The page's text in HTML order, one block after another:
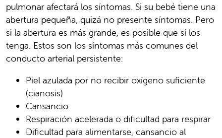
pulmonar afectará los síntomas. Si su bebé tiene una
abertura pequeña, quizá no presente síntomas. Pero
si la abertura es más grande, es posible que sí los
tenga. Estos son los síntomas más comunes del
conducto arterial persistente:
Piel azulada por no recibir oxígeno suficiente
(cianosis)
Cansancio
Respiración acelerada o dificultad para respirar
Dificultad para alimentarse, cansancio al